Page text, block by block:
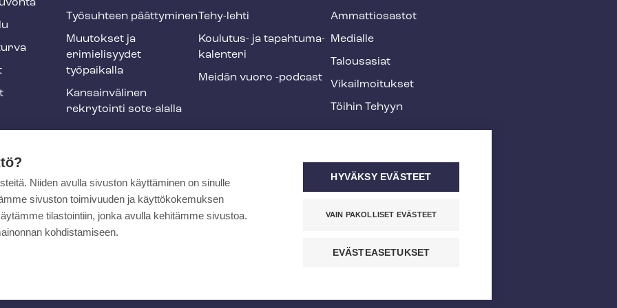
Työsuhteen päättyminen
Muutokset ja
erimielisyydet
työpaikalla
Kansainvälinen
rekrytointi sote-alalla
Tehy-lehti
Koulutus- ja ta­pah­tu­ma­
ka­len­te­ri
Meidän vuoro -podcast
Ammattiosastot
Medialle
Talousasiat
Vi­kail­moi­tuk­set
Töihin Tehyyn
Niiden avulla sivuston käyttäminen on sinulle
sivuston toimivuuden ja käyttökokemuksen
tilastointiin, jonka avulla kehitämme sivustoa.
kohdistamiseen.
HYVÄKSY EVÄSTEET
VAIN PAKOLLISET EVÄSTEET
EVÄSTEASETUKSET